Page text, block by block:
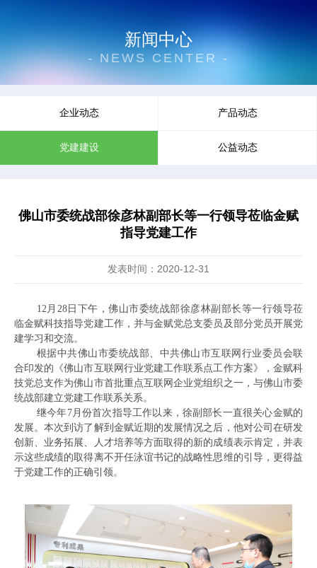
新闻中心
- NEWS CENTER -
企业动态 产品动态
党建建设 公益动态
佛山市委统战部徐彦林副部长等一行领导莅临金赋
指导党建工作
发表时间：2020-12-31
12月28日下午，佛山市委统战部徐彦林副部长等一行领导莅
临金赋科技指导党建工作，并与金赋党总支委员及部分党员开展党
建学习和交流。
根据中共佛山市委统战部、中共佛山市互联网行业委员会联
合印发的《佛山市互联网行业党建工作联系点工作方案》，金赋科
技党总支作为佛山市首批重点互联网企业党组织之一，与佛山市委
统战部建立党建工作联系关系。
继今年7月份首次指导工作以来，徐副部长一直很关心金赋的
发展。本次到访了解到金赋近期的发展情况之后，他对公司在研发
创新、业务拓展、人才培养等方面取得的新的成绩表示肯定，并表
示这些成绩的取得离不开任泳谊书记的战略性思维的引导，更得益
于党建工作的正确引领。